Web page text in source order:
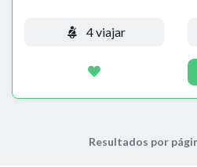
4 viajar
Resultados por